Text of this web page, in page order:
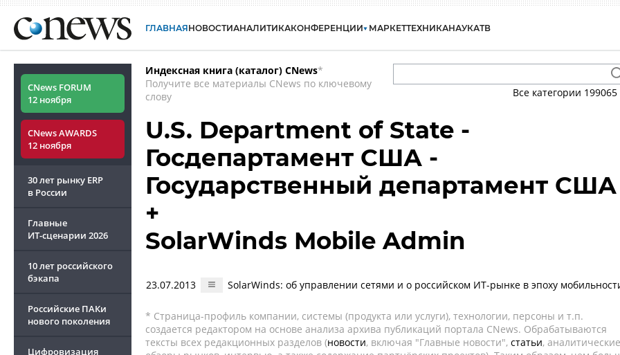
ГЛАВНАЯНОВОСТИАНАЛИТИКАКОНФЕРЕНЦИИ МАРКЕТТЕХНИКАНАУКАТВ
CNews FORUM
12 ноября
CNews AWARDS
12 ноября
30 лет рынку ERP
в России
Главные
ИТ-сценарии 2026
10 лет российского
бэкапа
Российские ПАКи
нового поколения
Цифровизация
Индексная книга (каталог) CNews*
Получите все материалы CNews по ключевому
слову
Все категории 199065
U.S. Department of State -
Госдепартамент США -
Государственный департамент США
+
SolarWinds Mobile Admin
23.07.2013 SolarWinds: об управлении сетями и о российском ИТ-рынке в эпоху
* Страница-профиль компании, системы (продукта или услуги), технологии, персоны и т.п.
создается редактором на основе анализа архива публикаций портала CNews. Обрабатываются
тексты всех редакционных разделов (новости, включая "Главные новости", статьи, аналитические